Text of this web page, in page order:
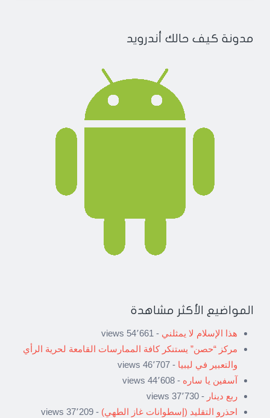
مدونة كيف حالك أندرويد
المواضيع الأكثر مشاهدة
هذا الإسلام لا يمثلني - 54٬661 views
مركز “حصن” يستنكر كافة الممارسات القامعة لحرية الرأي
والتعبير في ليبيا - 46٬707 views
آسفين يا ساره - 44٬608 views
ربع دينار - 37٬730 views
احذرو التقليد (إسطوانات غاز الطهي) - 37٬209 views